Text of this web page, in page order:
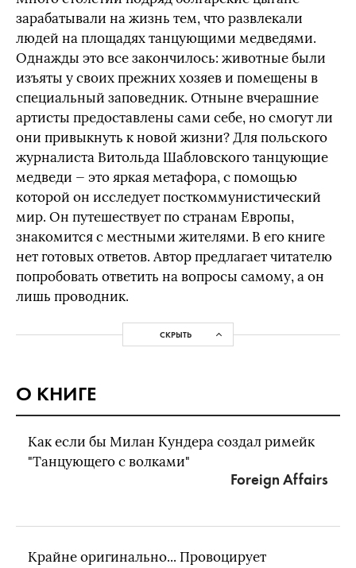
зарабатывали на жизнь тем, что развлекали
людей на площадях танцующими медведями.
Однажды это все закончилось: животные были
изъяты у своих прежних хозяев и помещены в
специальный заповедник. Отныне вчерашние
артисты предоставлены сами себе, но смогут ли
они привыкнуть к новой жизни? Для польского
журналиста Витольда Шабловского танцующие
медведи — это яркая метафора, с помощью
которой он исследует посткоммунистический
мир. Он путешествует по странам Европы,
знакомится с местными жителями. В его книге
нет готовых ответов. Автор предлагает читателю
попробовать ответить на вопросы самому, а он
лишь проводник.
СКРЫТЬ
О КНИГЕ
Как если бы Милан Кундера создал римейк
"Танцующего с волками"
Foreign Affairs
Крайне оригинально... Провоцирует